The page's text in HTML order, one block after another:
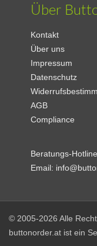
Über
Kontakt
Über uns
Impressum
Datenschutz
AGB
Compliance
Beratungs-
Email:
© 2005-2026 Alle
buttonorder.at ist ein